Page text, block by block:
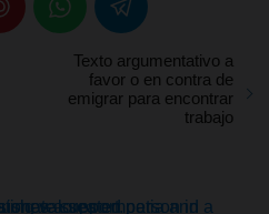
Texto argumentativo a
favor o en contra de
emigrar para encontrar
trabajo